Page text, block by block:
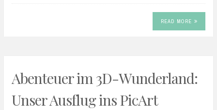
READ MORE
Abenteuer im 3D-Wunderland:
Unser Ausflug ins PicArt